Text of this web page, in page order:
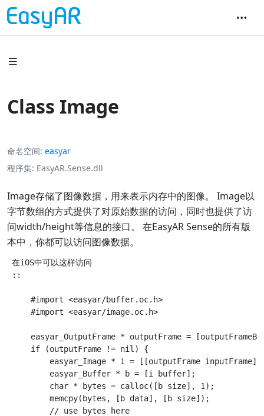
Class Image
命名空间 easyar
程序集 EasyAR.Sense.dll
Image存储了图像数据，用来表示内存中的图像。 Image以
字节数组的方式提供了对原始数据的访问，同时也提供了访
问width/height等信息的接口。 在EasyAR Sense的所有版
本中，你都可以访问图像数据。
在iOS中可以这样访问
::
     #import <easyar/buffer.oc.h>
     #import <easyar/image.oc.h>
easyar_OutputFrame * outputFrame =
     if (outputFrame != nil) {
easyar_Image * i = [[outputFrame inputFrame]
         easyar_Buffer * b = [i buffer];
         char * bytes = calloc([b size], 1);
         memcpy(bytes, [b data], [b size]);
         // use bytes here